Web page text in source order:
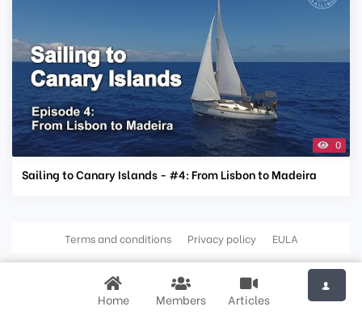
0
Sailing to Canary Islands - #4: From Lisbon to Madeira
Terms and conditions Privacy policy EULA
Home Members Articles